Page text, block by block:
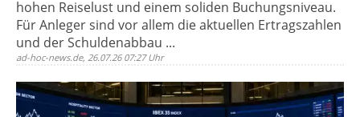
hohen Reiselust und einem soliden Buchungsniveau.
Für Anleger sind vor allem die aktuellen Ertragszahlen
und der Schuldenabbau ...
ad-hoc-news.de, 26.07.26 07:27 Uhr